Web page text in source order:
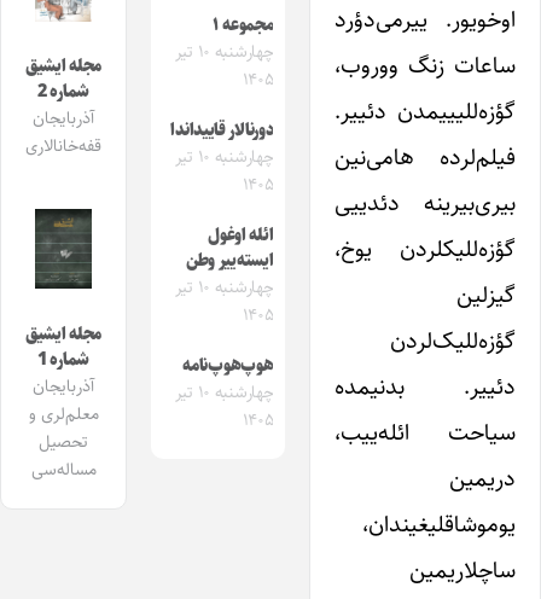
اوخویور. ییرمی‌دؤرد
ساعات زنگ ووروب،
گؤزه‌للیییمدن دئییر.
فیلم‌لرده هامی‌نین
بیری‌بیرینه دئدییی
گؤزه‌للیکلردن یوخ،
گیزلین
گؤزه‌للیک‌لردن
دئییر. بدنیمده
سیاحت ائله‌ییب،
دریمین
یوموشاقلیغیندان،
ساچلاریمین
مجموعه ۱
چهارشنبه ۱۰ تیر
۱۴۰۵
دورنالار قاییداندا
چهارشنبه ۱۰ تیر
۱۴۰۵
ائله اوغول
ایسته‌ییر وطن
چهارشنبه ۱۰ تیر
۱۴۰۵
هوپ‌هوپ‌نامه
چهارشنبه ۱۰ تیر
۱۴۰۵
مجله ایشیق
شماره 2
آذربایجان
قفه‌خانالاری
مجله ایشیق
شماره 1
آذربایجان
معلم‌لری و
تحصیل
مساله‌سی